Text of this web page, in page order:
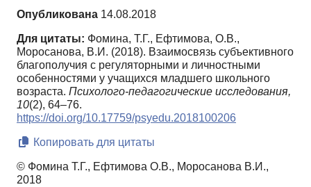
Опубликована 14.08.2018
Для цитаты: Фомина, Т.Г., Ефтимова, О.В.,
Моросанова, В.И. (2018). Взаимосвязь субъективного
благополучия с регуляторными и личностными
особенностями у учащихся младшего школьного
возраста. Психолого-педагогические исследования,
10(2), 64–76.
https://doi.org/10.17759/psyedu.2018100206
Копировать для цитаты
© Фомина Т.Г., Ефтимова О.В., Моросанова В.И.,
2018